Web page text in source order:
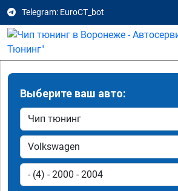
Telegram: EuroCT_bot
Выберите ваш авто: